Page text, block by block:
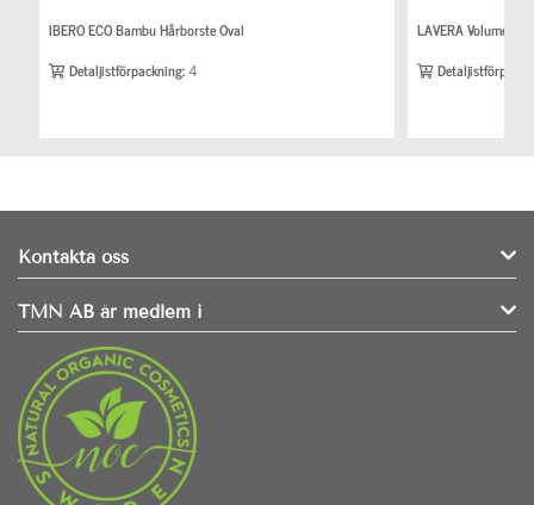
IBERO ECO Bambu Hårborste Oval
Detaljistförpackning:4
LAVERA Volume &
Kontakta oss
TMN AB är medlem i